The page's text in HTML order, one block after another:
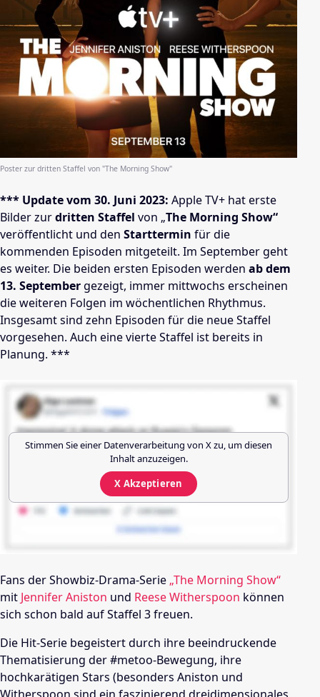
Poster zur dritten Staffel von "The Morning Show"
*** Update vom 30. Juni 2023: Apple TV+ hat erste
Bilder zurdritten Staffel von „The Morning Show“
veröffentlicht und den Starttermin für die
kommenden Episoden mitgeteilt. Im September geht
es weiter. Die beiden ersten Episoden werden ab dem
13. Septembergezeigt, immer mittwochs erscheinen
die weiteren Folgen im wöchentlichen Rhythmus.
Insgesamt sind zehn Episoden für die neue Staffel
vorgesehen. Auch eine vierte Staffel ist bereits in
Planung. ***
Stimmen Sie einer Datenverarbeitung von Xzu, um diesen
Inhalt anzuzeigen.
X Akzeptieren
Fans der Showbiz-Drama-Serie „The Morning Show“
mit Jennifer Aniston und Reese Witherspoon können
sich schon bald auf Staffel 3 freuen.
Die Hit-Serie begeistert durch ihre beeindruckende
Thematisierung der #metoo-Bewegung, ihre
hochkarätigen Stars (besonders Aniston und